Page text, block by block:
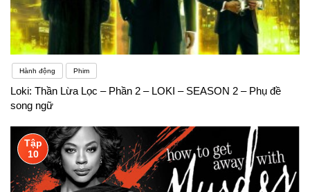
Hành động Phim
Loki: Thần Lừa Lọc – Phần 2 – LOKI – SEASON 2 – Phụ đề
song ngữ
Tập
10